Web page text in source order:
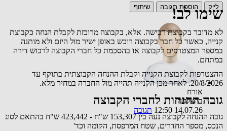
שימו לב!
לא מדובר בקבוצת רכישה. אלא, בקבוצה מרוכזת לקבלת הנחה כקבוצת
קנייה, כאשר כל חבר בקבוצה רוכש באופן ישיר מול היזם ולא מותנה
במספר המצטרפים לקבוצה או בהסכמת כל חברי הקבוצה לרכוש דירה
במתחם.
ההצטרפות לקבוצת הקנייה וקבלת ההנחה הקבוצתית בתוקף עד
20/8/2026. לאחר מכן הקנייה תהייה מול החברה במחיר מלא.
גובה ההנחות לחברי הקבוצה
גובה ההנחה לקבוצה נעה בין 153,307 ש"ח - 423,442 ש"ח בהתאם לסוג
הנכס, מספר החדרים, שטח המרפסת, הקומה וכד'
לייק הוספת תגובה שיתוף
אורח
בהצלחה
14.07.26 12:50
תגובה